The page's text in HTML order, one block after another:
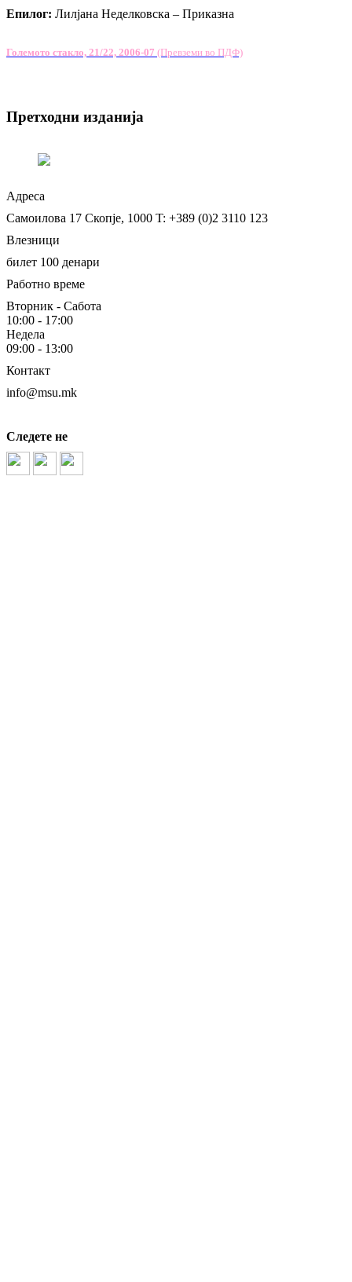
Епилог: Лилјана Неделковска – Приказна
Големото стакло, 21/22, 2006-07 (Превземи во ПДФ)
Претходни изданија
Адреса
Самоилова 17 Скопје, 1000 T: +389 (0)2 3110 123
Влезници
билет 100 денари
Работно време
Вторник - Сабота
10:00 - 17:00
Недела
09:00 - 13:00
Контакт
info@msu.mk
Следете не